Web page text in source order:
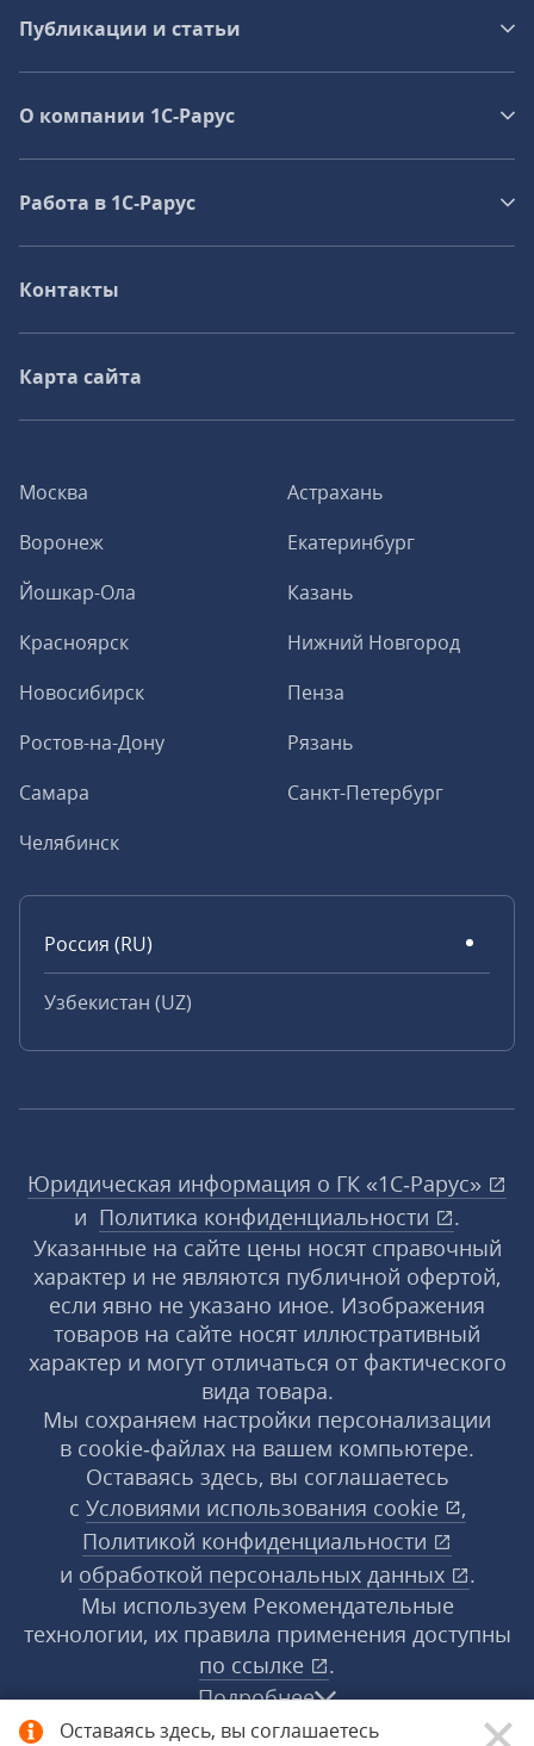
Оставаясь здесь, вы соглашаетесь
Москва
Астрахань
Воронеж
Екатеринбург
Йошкар-Ола
Казань
Красноярск
Нижний Новгород
Новосибирск
Пенза
Ростов-на-Дону
Рязань
Самара
Санкт-Петербург
Челябинск
Россия (RU)
Узбекистан (UZ)
Публикации и статьи
О компании 1C-Рарус
Работа в 1С‑Рарус
Контакты
Карта сайта
Юридическая информация о ГК «1С‑Рарус»
и Политика конфиденциальности
.
Указанные на сайте цены носят справочный
характер и не являются публичной офертой,
если явно не указано иное. Изображения
товаров на сайте носят иллюстративный
характер и могут отличаться от фактического
вида товара.
Мы сохраняем настройки персонализации
в cookie‑файлах на вашем компьютере.
Оставаясь здесь, вы соглашаетесь
с Условиями использования cookie
,
Политикой конфиденциальности
и обработкой персональных данных
.
Мы используем Рекомендательные
технологии, их правила применения доступны
по ссылке
.
Подробнее